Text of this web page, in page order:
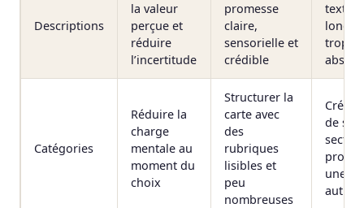
Descriptions
la valeur
perçue et
réduire
l’incertitude
promesse
claire,
sensorielle et
crédible
textes
longs
trop
Catégories
Réduire la
charge
mentale au
moment du
choix
Structurer la
carte avec
des
rubriques
lisibles et
peu
nombreuses
Créer
de
unes
autres